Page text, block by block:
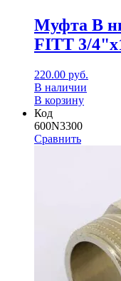
Муфта В
FITT 3/
220.00 руб.
В наличии
В корзину
Код
600N3300
Сравнить